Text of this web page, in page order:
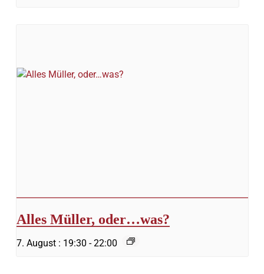
Alles Müller, oder…was?
7. August : 19:30 - 22:00